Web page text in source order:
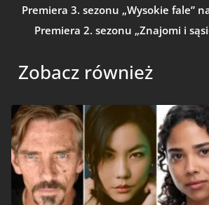
Premiera 3. sezonu „Wysokie fale”
Premiera 2. sezonu „Znajomi i
Zobacz również